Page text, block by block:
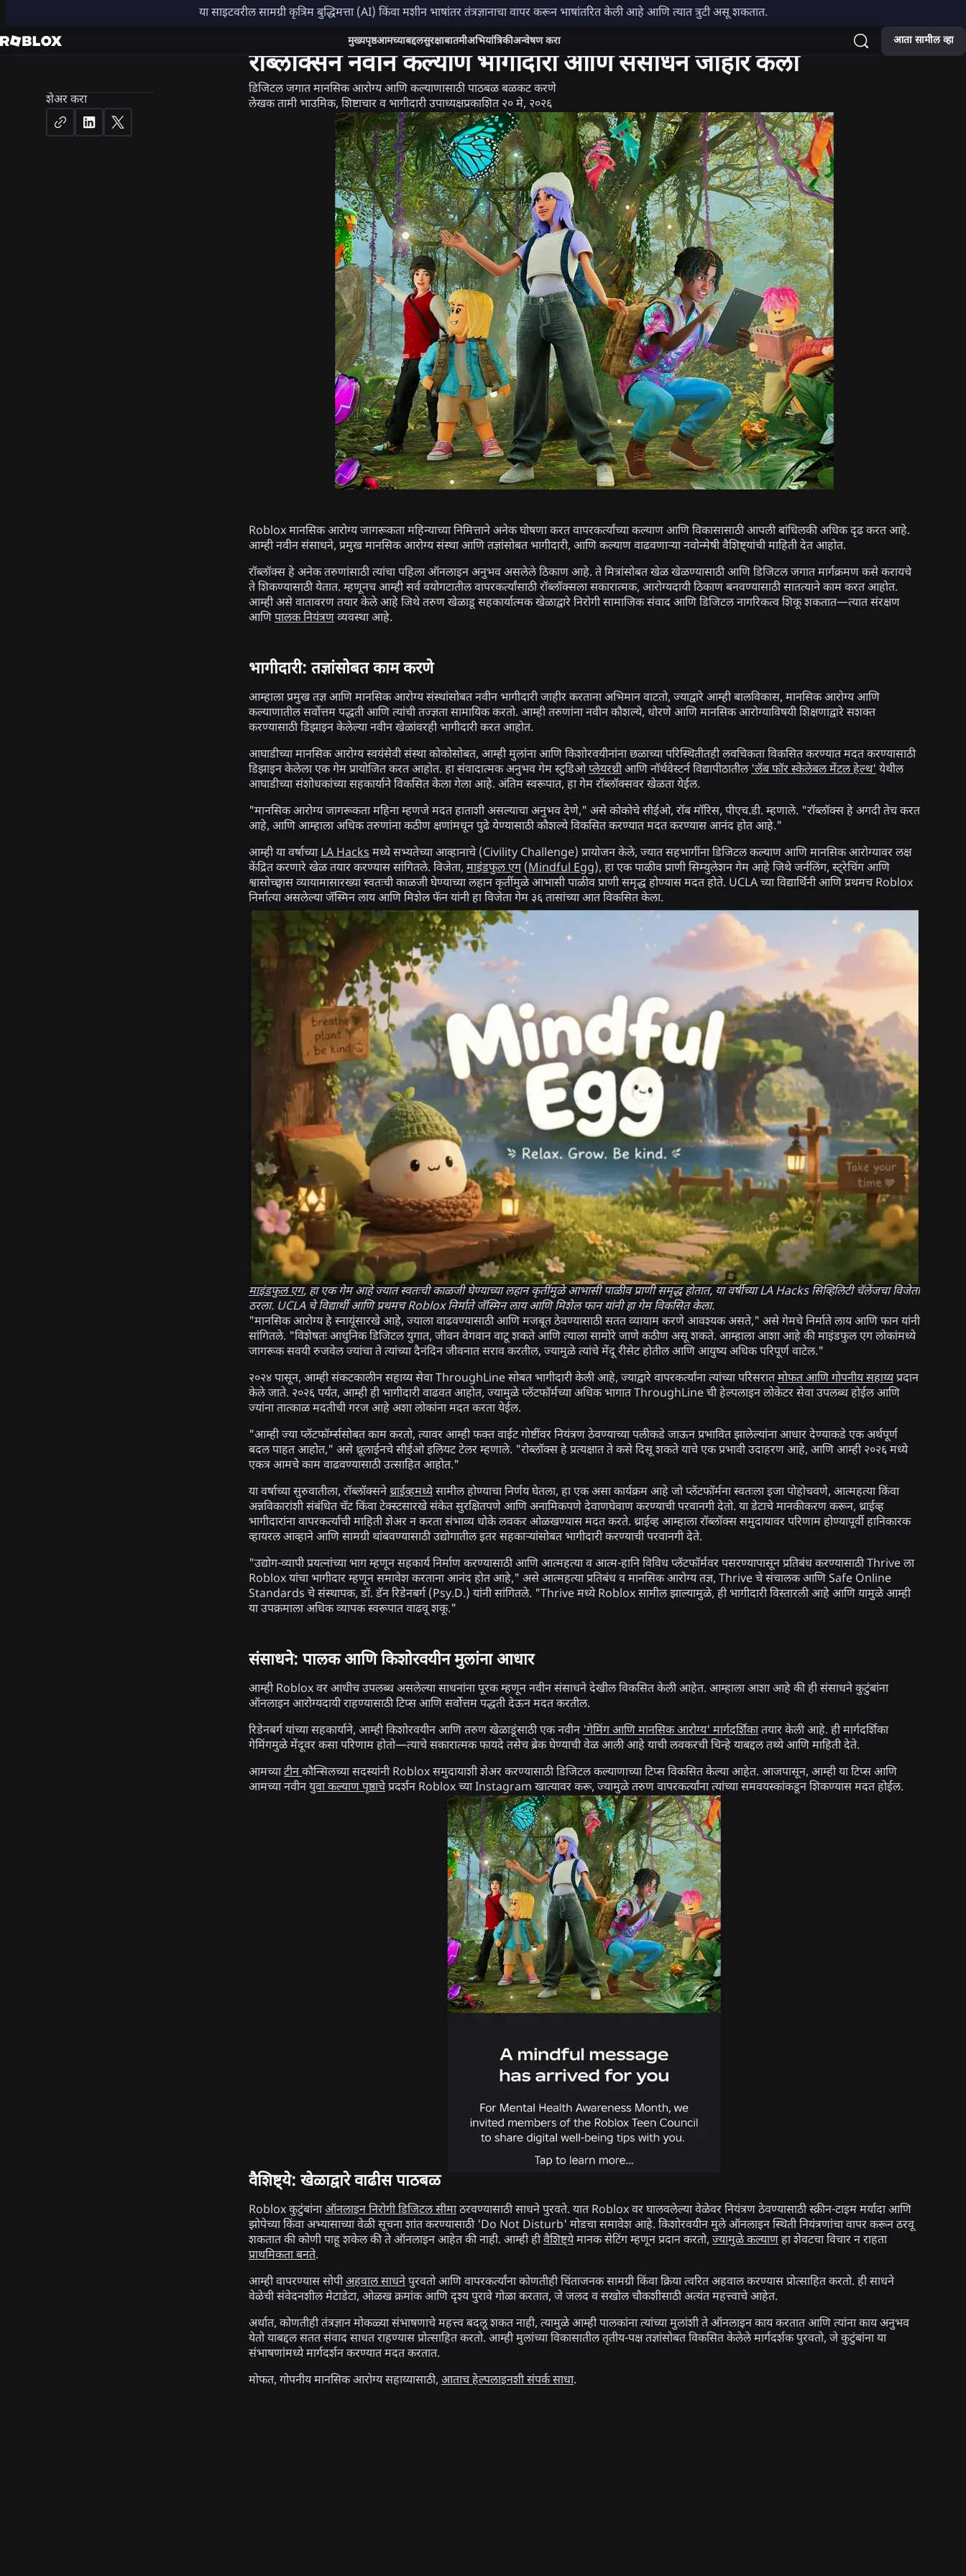
या साइटवरील सामग्री कृत्रिम बुद्धिमत्ता (AI) किंवा मशीन भाषांतर तंत्रज्ञानाचा वापर करून भाषांतरित केली आहे आणि त्यात त्रुटी असू शकतात.
मुख्यपृष्ठआमच्याबद्दलसुरक्षाबातमीअभियांत्रिकीअन्वेषण करा आता सामील व्हा
शेअर करा
बातमी सुरक्षा + शिष्टाचार
रॉब्लॉक्सने नवीन कल्याण भागीदारी आणि संसाधने जाहीर केली
डिजिटल जगात मानसिक आरोग्य आणि कल्याणासाठी पाठबळ बळकट करणे
लेखकतामी भाउमिक, शिष्टाचार व भागीदारी उपाध्यक्षप्रकाशित २० मे, २०२६
Roblox मानसिक आरोग्य जागरूकता महिन्याच्या निमित्ताने अनेक घोषणा करत वापरकर्त्यांच्या कल्याण आणि विकासासाठी आपली बांधिलकी अधिक दृढ करत आहे.
आम्ही नवीन संसाधने, प्रमुख मानसिक आरोग्य संस्था आणि तज्ञांसोबत भागीदारी, आणि कल्याण वाढवणाऱ्या नवोन्मेषी वैशिष्ट्यांची माहिती देत आहोत.
रॉब्लॉक्स हे अनेक तरुणांसाठी त्यांचा पहिला ऑनलाइन अनुभव असलेले ठिकाण आहे. ते मित्रांसोबत खेळ खेळण्यासाठी आणि डिजिटल जगात मार्गक्रमण कसे करायचे
ते शिकण्यासाठी येतात. म्हणूनच आम्ही सर्व वयोगटातील वापरकर्त्यांसाठी रॉब्लॉक्सला सकारात्मक, आरोग्यदायी ठिकाण बनवण्यासाठी सातत्याने काम करत आहोत.
आम्ही असे वातावरण तयार केले आहे जिथे तरुण खेळाडू सहकार्यात्मक खेळाद्वारे निरोगी सामाजिक संवाद आणि डिजिटल नागरिकत्व शिकू शकतात—त्यात संरक्षण
आणिपालक नियंत्रणव्यवस्था आहे.
भागीदारी: तज्ञांसोबत काम करणे
आम्हाला प्रमुख तज्ञ आणि मानसिक आरोग्य संस्थांसोबत नवीन भागीदारी जाहीर करताना अभिमान वाटतो, ज्याद्वारे आम्ही बालविकास, मानसिक आरोग्य आणि
कल्याणातील सर्वोत्तम पद्धती आणि त्यांची तज्ज्ञता सामायिक करतो. आम्ही तरुणांना नवीन कौशल्ये, धोरणे आणि मानसिक आरोग्याविषयी शिक्षणाद्वारे सशक्त
करण्यासाठी डिझाइन केलेल्या नवीन खेळांवरही भागीदारी करत आहोत.
आघाडीच्या मानसिक आरोग्य स्वयंसेवी संस्था कोकोसोबत, आम्ही मुलांना आणि किशोरवयीनांना छळाच्या परिस्थितीतही लवचिकता विकसित करण्यात मदत करण्यासाठी
डिझाइन केलेला एक गेम प्रायोजित करत आहोत. हा संवादात्मक अनुभव गेम स्टुडिओप्लेयरथ्रीआणि नॉर्थवेस्टर्न विद्यापीठातील'लॅब फॉर स्केलेबल मेंटल हेल्थ'येथील
आघाडीच्या संशोधकांच्या सहकार्याने विकसित केला गेला आहे. अंतिम स्वरूपात, हा गेम रॉब्लॉक्सवर खेळता येईल.
"मानसिक आरोग्य जागरूकता महिना म्हणजे मदत हाताशी असल्याचा अनुभव देणे," असे कोकोचे सीईओ, रॉब मॉरिस, पीएच.डी. म्हणाले. "रॉब्लॉक्स हे अगदी तेच करत
आहे, आणि आम्हाला अधिक तरुणांना कठीण क्षणांमधून पुढे येण्यासाठी कौशल्ये विकसित करण्यात मदत करण्यास आनंद होत आहे."
आम्ही या वर्षाच्याLA Hacksमध्ये सभ्यतेच्या आव्हानाचे (Civility Challenge) प्रायोजन केले, ज्यात सहभागींना डिजिटल कल्याण आणि मानसिक आरोग्यावर लक्ष
केंद्रित करणारे खेळ तयार करण्यास सांगितले. विजेता, माइंडफुल एग(Mindful Egg), हा एक पाळीव प्राणी सिम्युलेशन गेम आहे जिथे जर्नलिंग, स्ट्रेचिंग आणि
श्वासोच्छ्वास व्यायामासारख्या स्वतःची काळजी घेण्याच्या लहान कृतींमुळे आभासी पाळीव प्राणी समृद्ध होण्यास मदत होते. UCLA च्या विद्यार्थिनी आणि प्रथमच Roblox
निर्मात्या असलेल्या जॅस्मिन लाय आणि मिशेल फॅन यांनी हा विजेता गेम ३६ तासांच्या आत विकसित केला.
माइंडफुल एग, हा एक गेम आहे ज्यात स्वतःची काळजी घेण्याच्या लहान कृतींमुळे आभासी पाळीव प्राणी समृद्ध होतात, या वर्षीच्या LA Hacks सिव्हिलिटी चॅलेंजचा विजेता
ठरला. UCLA चे विद्यार्थी आणि प्रथमच Roblox निर्माते जॅस्मिन लाय आणि मिशेल फान यांनी हा गेम विकसित केला.
"मानसिक आरोग्य हे स्नायूंसारखे आहे, ज्याला वाढवण्यासाठी आणि मजबूत ठेवण्यासाठी सतत व्यायाम करणे आवश्यक असते," असे गेमचे निर्माते लाय आणि फान यांनी
सांगितले. "विशेषतः आधुनिक डिजिटल युगात, जीवन वेगवान वाटू शकते आणि त्याला सामोरे जाणे कठीण असू शकते. आम्हाला आशा आहे की माइंडफुल एग लोकांमध्ये
जागरूक सवयी रुजवेल ज्यांचा ते त्यांच्या दैनंदिन जीवनात सराव करतील, ज्यामुळे त्यांचे मेंदू रीसेट होतील आणि आयुष्य अधिक परिपूर्ण वाटेल."
२०२४ पासून, आम्ही संकटकालीन सहाय्य सेवा ThroughLine सोबत भागीदारी केली आहे, ज्याद्वारे वापरकर्त्यांना त्यांच्या परिसरातमोफत आणि गोपनीय सहाय्यप्रदान
केले जाते. २०२६ पर्यंत, आम्ही ही भागीदारी वाढवत आहोत, ज्यामुळे प्लॅटफॉर्मच्या अधिक भागात ThroughLine ची हेल्पलाइन लोकेटर सेवा उपलब्ध होईल आणि
ज्यांना तात्काळ मदतीची गरज आहे अशा लोकांना मदत करता येईल.
"आम्ही ज्या प्लॅटफॉर्म्ससोबत काम करतो, त्यावर आम्ही फक्त वाईट गोष्टींवर नियंत्रण ठेवण्याच्या पलीकडे जाऊन प्रभावित झालेल्यांना आधार देण्याकडे एक अर्थपूर्ण
बदल पाहत आहोत," असे थ्रूलाईनचे सीईओ इलियट टेलर म्हणाले. "रोब्लॉक्स हे प्रत्यक्षात ते कसे दिसू शकते याचे एक प्रभावी उदाहरण आहे, आणि आम्ही २०२६ मध्ये
एकत्र आमचे काम वाढवण्यासाठी उत्साहित आहोत."
या वर्षाच्या सुरुवातीला, रॉब्लॉक्सनेथ्राईव्हमध्येसामील होण्याचा निर्णय घेतला, हा एक असा कार्यक्रम आहे जो प्लॅटफॉर्मना स्वतःला इजा पोहोचवणे, आत्महत्या किंवा
अन्नविकारांशी संबंधित चॅट किंवा टेक्स्टसारखे संकेत सुरक्षितपणे आणि अनामिकपणे देवाणघेवाण करण्याची परवानगी देतो. या डेटाचे मानकीकरण करून, थ्राईव्ह
भागीदारांना वापरकर्त्याची माहिती शेअर न करता संभाव्य धोके लवकर ओळखण्यास मदत करते. थ्राईव्ह आम्हाला रॉब्लॉक्स समुदायावर परिणाम होण्यापूर्वी हानिकारक
व्हायरल आव्हाने आणि सामग्री थांबवण्यासाठी उद्योगातील इतर सहकाऱ्यांसोबत भागीदारी करण्याची परवानगी देते.
"उद्योग-व्यापी प्रयत्नांच्या भाग म्हणून सहकार्य निर्माण करण्यासाठी आणि आत्महत्या व आत्म-हानि विविध प्लॅटफॉर्मवर पसरण्यापासून प्रतिबंध करण्यासाठी Thrive ला
Roblox यांचा भागीदार म्हणून समावेश करताना आनंद होत आहे," असे आत्महत्या प्रतिबंध व मानसिक आरोग्य तज्ञ, Thrive चे संचालक आणि Safe Online
Standards चे संस्थापक, डॉ. डॅन रिडेनबर्ग (Psy.D.) यांनी सांगितले. "Thrive मध्ये Roblox सामील झाल्यामुळे, ही भागीदारी विस्तारली आहे आणि यामुळे आम्ही
या उपक्रमाला अधिक व्यापक स्वरूपात वाढवू शकू."
संसाधने: पालक आणि किशोरवयीन मुलांना आधार
आम्ही Roblox वर आधीच उपलब्ध असलेल्या साधनांना पूरक म्हणून नवीन संसाधने देखील विकसित केली आहेत. आम्हाला आशा आहे की ही संसाधने कुटुंबांना
ऑनलाइन आरोग्यदायी राहण्यासाठी टिप्स आणि सर्वोत्तम पद्धती देऊन मदत करतील.
रिडेनबर्ग यांच्या सहकार्याने, आम्ही किशोरवयीन आणि तरुण खेळाडूंसाठी एक नवीन'गेमिंग आणि मानसिक आरोग्य' मार्गदर्शिकातयार केली आहे. ही मार्गदर्शिका
गेमिंगमुळे मेंदूवर कसा परिणाम होतो—त्याचे सकारात्मक फायदे तसेच ब्रेक घेण्याची वेळ आली आहे याची लवकरची चिन्हे याबद्दल तथ्ये आणि माहिती देते.
आमच्याटीनकौन्सिलच्या सदस्यांनी Roblox समुदायाशी शेअर करण्यासाठी डिजिटल कल्याणाच्या टिप्स विकसित केल्या आहेत. आजपासून, आम्ही या टिप्स आणि
आमच्या नवीनयुवा कल्याण पृष्ठाचेप्रदर्शन Roblox च्या Instagram खात्यावर करू, ज्यामुळे तरुण वापरकर्त्यांना त्यांच्या समवयस्कांकडून शिकण्यास मदत होईल.
वैशिष्ट्ये: खेळाद्वारे वाढीस पाठबळ
Roblox कुटुंबांनाऑनलाइन निरोगी डिजिटल सीमाठरवण्यासाठी साधने पुरवते. यात Roblox वर घालवलेल्या वेळेवर नियंत्रण ठेवण्यासाठी स्क्रीन-टाइम मर्यादा आणि
झोपेच्या किंवा अभ्यासाच्या वेळी सूचना शांत करण्यासाठी 'Do Not Disturb' मोडचा समावेश आहे. किशोरवयीन मुले ऑनलाइन स्थिती नियंत्रणांचा वापर करून ठरवू
शकतात की कोणी पाहू शकेल की ते ऑनलाइन आहेत की नाही. आम्ही हीवैशिष्ट्येमानक सेटिंग म्हणून प्रदान करतो, ज्यामुळे कल्याणहा शेवटचा विचार न राहता
प्राथमिकता बनते.
आम्ही वापरण्यास सोपीअहवाल साधनेपुरवतो आणि वापरकर्त्यांना कोणतीही चिंताजनक सामग्री किंवा क्रिया त्वरित अहवाल करण्यास प्रोत्साहित करतो. ही साधने
वेळेची संवेदनशील मेटाडेटा, ओळख क्रमांक आणि दृश्य पुरावे गोळा करतात, जे जलद व सखोल चौकशीसाठी अत्यंत महत्त्वाचे आहेत.
अर्थात, कोणतीही तंत्रज्ञान मोकळ्या संभाषणाचे महत्त्व बदलू शकत नाही, त्यामुळे आम्ही पालकांना त्यांच्या मुलांशी ते ऑनलाइन काय करतात आणि त्यांना काय अनुभव
येतो याबद्दल सतत संवाद साधत राहण्यास प्रोत्साहित करतो. आम्ही मुलांच्या विकासातील तृतीय-पक्ष तज्ञांसोबत विकसित केलेले मार्गदर्शक पुरवतो, जे कुटुंबांना या
संभाषणांमध्ये मार्गदर्शन करण्यात मदत करतात.
मोफत, गोपनीय मानसिक आरोग्य सहाय्यासाठी, आताच हेल्पलाइनशी संपर्क साधा.